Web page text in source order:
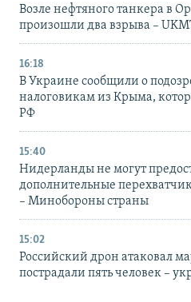
Возле нефтяного танкера в
произошли два взрыва –
16:18
В Украине сообщили о
налоговикам из Крыма,
РФ
15:40
Нидерланды не могут
дополнительные
– Минобороны страны
15:02
Российский дрон атаковал
пострадали пять человек –